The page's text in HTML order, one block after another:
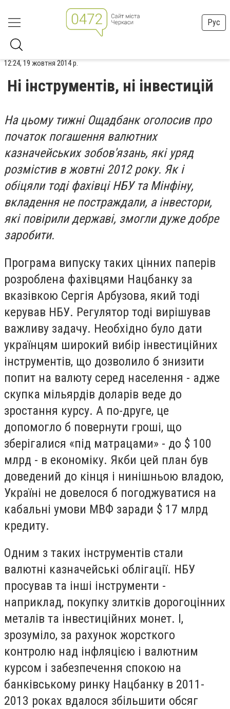
Рус
12:24, 19 жовтня 2014 р.
Ні інструментів, ні інвестицій
На цьому тижні Ощадбанк оголосив про
початок погашення валютних
казначейських зобов'язань, які уряд
розмістив в жовтні 2012 року. Як і
обіцяли тоді фахівці НБУ та Мінфіну,
вкладення не постраждали, а інвестори,
які повірили державі, змогли дуже добре
заробити.
Програма випуску таких цінних паперів
розроблена фахівцями Нацбанку за
вказівкою Сергія Арбузова, який тоді
керував НБУ. Регулятор тоді вирішував
важливу задачу. Необхідно було дати
українцям широкий вибір інвестиційних
інструментів, що дозволило б знизити
попит на валюту серед населення - адже
скупка мільярдів доларів веде до
зростання курсу. А по-друге, це
допомогло б повернути гроші, що
зберігалися «під матрацами» - до $ 100
млрд - в економіку. Якби цей план був
доведений до кінця і нинішньою владою,
Україні не довелося б погоджуватися на
кабальні умови МВФ заради $ 17 млрд
кредиту.
Одним з таких інструментів стали
валютні казначейські облігації. НБУ
просував та інші інструменти -
наприклад, покупку злитків дорогоцінних
металів та інвестиційних монет. І,
зрозуміло, за рахунок жорсткого
контролю над інфляцією і валютним
курсом і забезпечення спокою на
банківському ринку Нацбанку в 2011-
2013 роках вдалося збільшити обсяг